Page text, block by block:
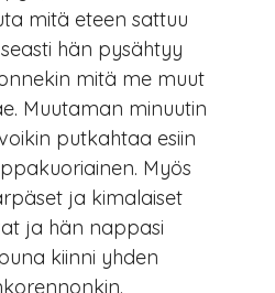
mitä eteen sattuu
hän pysähtyy
mitä me muut
Muutaman minuutin
putkahtaa esiin
Myös
ja kimalaiset
ja hän nappasi
kiinni yhden